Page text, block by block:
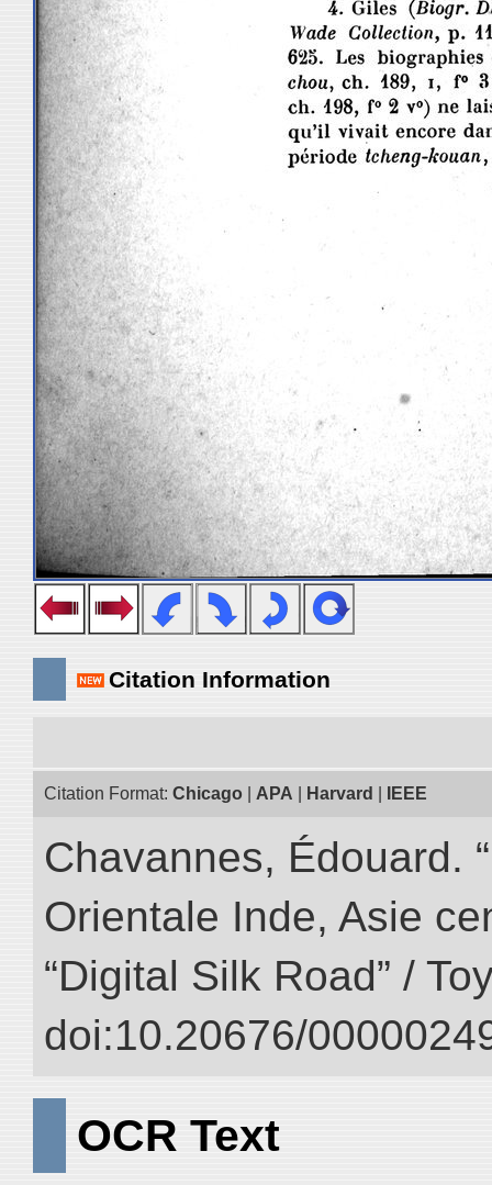
Citation Information
Citation Format: Chicago APA Harvard IEEE
Chavannes, Édouard.
Orientale Inde, Asie
“Digital Silk Road” /
doi:10.20676/
OCR Text